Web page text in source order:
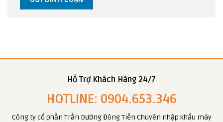
Hỗ Trợ Khách Hàng 24/7
HOTLINE: 0904.653.346
Công ty cổ phần Trần Dương Đông Tiến Chuyên nhập khẩu máy